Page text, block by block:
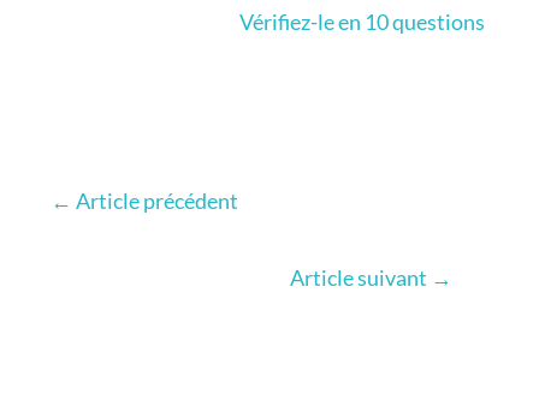
Vérifiez-le en 10 questions
← Article précédent
Article suivant →